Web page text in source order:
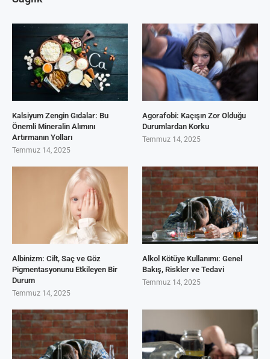
Kalsiyum Zengin Gıdalar: Bu
Önemli Mineralin Alımını
Artırmanın Yolları
Temmuz 14, 2025
Agorafobi: Kaçışın Zor Olduğu
Durumlardan Korku
Temmuz 14, 2025
Albinizm: Cilt, Saç ve Göz
Pigmentasyonunu Etkileyen Bir
Durum
Temmuz 14, 2025
Alkol Kötüye Kullanımı: Genel
Bakış, Riskler ve Tedavi
Temmuz 14, 2025